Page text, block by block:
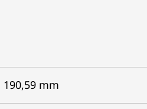
190,59 mm